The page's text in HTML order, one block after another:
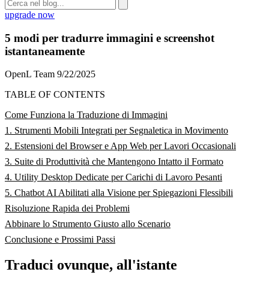
upgrade now
5 modi per tradurre immagini e screenshot
istantaneamente
OpenL Team 9/22/2025
TABLE OF CONTENTS
Come Funziona la Traduzione di Immagini
1. Strumenti Mobili Integrati per Segnaletica in Movimento
2. Estensioni del Browser e App Web per Lavori Occasionali
3. Suite di Produttività che Mantengono Intatto il Formato
4. Utility Desktop Dedicate per Carichi di Lavoro Pesanti
5. Chatbot AI Abilitati alla Visione per Spiegazioni Flessibili
Risoluzione Rapida dei Problemi
Abbinare lo Strumento Giusto allo Scenario
Conclusione e Prossimi Passi
Traduci ovunque, all'istante